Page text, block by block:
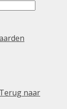
Terug naar